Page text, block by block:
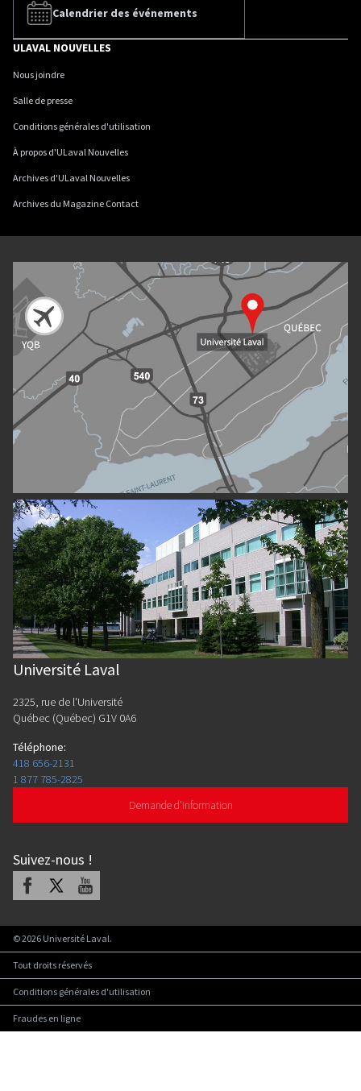
Calendrier des événements
ULAVAL NOUVELLES
Nous joindre
Salle de presse
Conditions générales d'utilisation
À propos d'ULaval Nouvelles
Archives d'ULaval Nouvelles
Archives du Magazine Contact
Université Laval
2325, rue de l'Université
Québec (Québec) G1V 0A6
Téléphone:
418 656-2131
1 877 785-2825
Demande d'information
Suivez-nous !
Facebook Youtube
©2026 Université Laval.
Tout droits réservés
Conditions générales d'utilisation
Fraudes en ligne